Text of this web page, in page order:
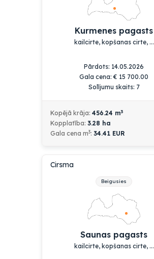
Kurmenes pagasts
kailcirte, kopšanas cirte, ...
Pārdots: 14.05.2026
Gala cena:€ 15 700.00
Solījumu skaits: 7
Kopējā krāja: 456.24 m3
Kopplatība: 3.28 ha
Gala cena m3: 34.41 EUR
Cirsma
Beigusies
Saunas pagasts
kailcirte, kopšanas cirte, ...